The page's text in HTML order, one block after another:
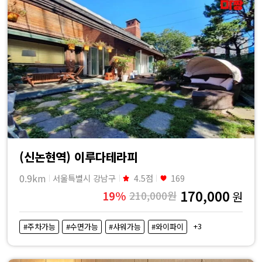
(신논현역) 이루다테라피
0.9km 서울특별시 강남구 4.5점 169
19% 210,000원 170,000 원
#주차가능 #수면가능 #샤워가능 #와이파이 +3